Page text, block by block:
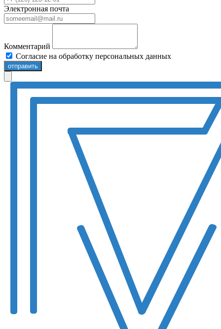
Электронная почта
Комментарий
Согласие на обработку персональных данных
отправить